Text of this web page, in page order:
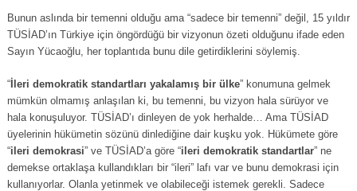
Bunun aslında bir temenni olduğu ama “sadece bir temenni” değil, 15 yıldır
TÜSİAD’ın Türkiye için öngördüğü bir vizyonun özeti olduğunu ifade eden
Sayın Yücaoğlu, her toplantıda bunu dile getirdiklerini söylemiş.
“ İleri demokratik standartları yakalamış bir ülke” konumuna gelmek
mümkün olmamış anlaşılan ki, bu temenni, bu vizyon hala sürüyor ve
hala konuşuluyor. TÜSİAD’ı dinleyen de yok herhalde… Ama TÜSİAD
üyelerinin hükümetin sözünü dinlediğine dair kuşku yok. Hükümete göre
“ileri demokrasi” ve TÜSİAD’a göre “ileri demokratik standartlar” ne
demekse ortaklaşa kullandıkları bir “ileri” lafı var ve bunu demokrasi için
kullanıyorlar. Olanla yetinmek ve olabileceği istemek gerekli. Sadece